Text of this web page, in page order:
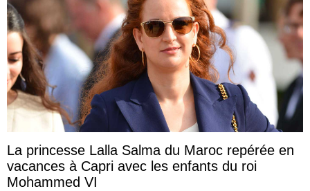
La princesse Lalla Salma du Maroc repérée en
vacances à Capri avec les enfants du roi
Mohammed VI